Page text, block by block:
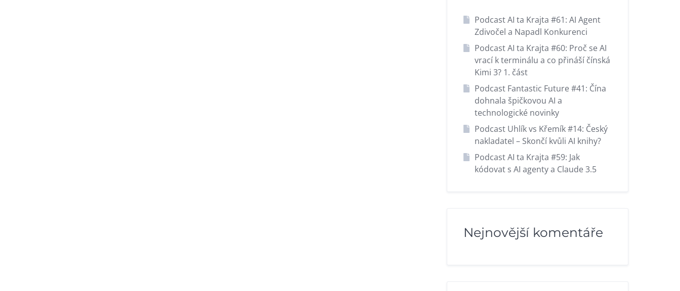
Podcast AI ta Krajta #61: AI Agent
Zdivočel a Napadl Konkurenci
Podcast AI ta Krajta #60: Proč se AI
vrací k terminálu a co přináší čínská
Kimi 3? 1. část
Podcast Fantastic Future #41: Čína
dohnala špičkovou AI a
technologické novinky
Podcast Uhlík vs Křemík #14: Český
nakladatel – Skončí kvůli AI knihy?
Podcast AI ta Krajta #59: Jak
kódovat s AI agenty a Claude 3.5
Nejnovější komentáře